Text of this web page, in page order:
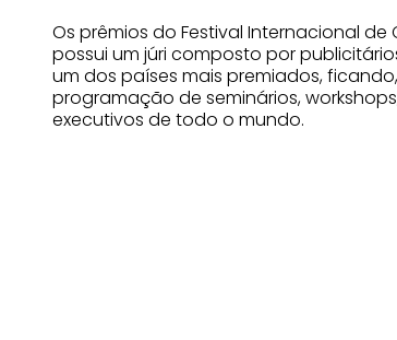
Os prêmios do Festival Internacional de
possui um júri composto por
um dos países mais premiados,
programação de seminários,
executivos de todo o mundo.